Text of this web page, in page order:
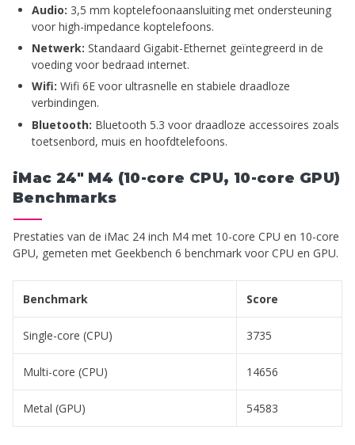
Audio: 3,5 mm koptelefoonaansluiting met ondersteuning
voor high-impedance koptelefoons.
Netwerk: Standaard Gigabit-Ethernet geïntegreerd in de
voeding voor bedraad internet.
Wifi: Wifi 6E voor ultrasnelle en stabiele draadloze
verbindingen.
Bluetooth: Bluetooth 5.3 voor draadloze accessoires zoals
toetsenbord, muis en hoofdtelefoons.
iMac 24" M4 (10-core CPU, 10-core GPU)
Benchmarks
Prestaties van de iMac 24 inch M4 met 10-core CPU en 10-core
GPU, gemeten met Geekbench 6 benchmark voor CPU en GPU.
Benchmark Score
Single-core (CPU) 3735
Multi-core (CPU) 14656
Metal (GPU) 54583